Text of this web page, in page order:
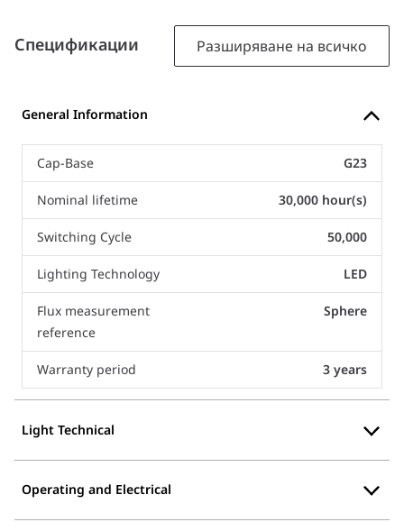
Спецификации Разширяване на всичко
General Information
Cap-Base G23
Nominal lifetime 30,000 hour(s)
Switching Cycle 50,000
Lighting Technology LED
Flux measurement
reference
Sphere
Warranty period 3 years
Light Technical
Operating and Electrical